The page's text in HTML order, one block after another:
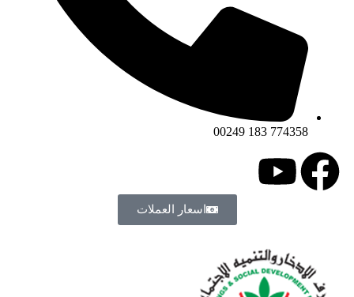
774358 183 00249
اسعار العملات